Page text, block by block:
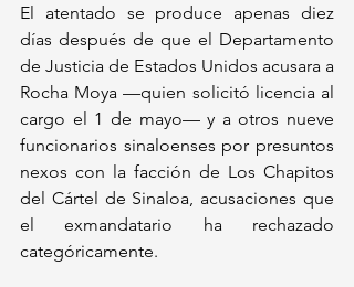
El atentado se produce apenas diez
días después de que el Departamento
de Justicia de Estados Unidos acusara a
Rocha Moya —quien solicitó licencia al
cargo el 1 de mayo— y a otros nueve
funcionarios sinaloenses por presuntos
nexos con la facción de Los Chapitos
del Cártel de Sinaloa, acusaciones que
el exmandatario ha rechazado
categóricamente.